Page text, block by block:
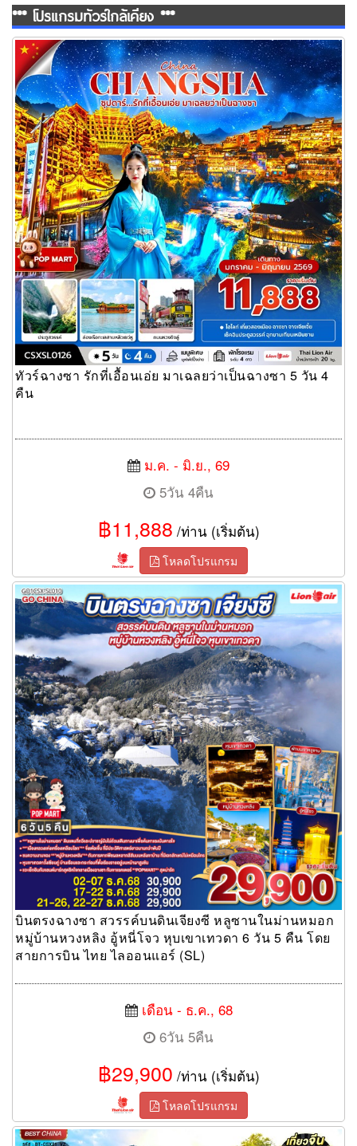
*** โปรแกรมทัวร์ใกล้เคียง ***
ทัวร์ฉางซา รักที่เอื้อนเอ่ย มาเฉลยว่าเป็นฉางซา 5 วัน 4 คืน
ทัวร์ฉางซา รักที่เอื้อนเอ่ย มาเฉลยว่าเป็นฉางซา 5 วัน 4
คืน
ม.ค. - มิ.ย., 69
5วัน 4คืน
฿11,888 /ท่าน (เริ่มต้น)
โหลดโปรแกรม
บินตรงฉางซา สวรรค์บนดินเจียงซี หลูซานในม่านหมอก หมู่บ้านหวง
หลิง อู้หนี่โจว หุบเขาเทวดา 6 วัน 5 คืน โดยสายการบิน ไทย ไลออน
แอร์ (SL)
บินตรงฉางซา สวรรค์บนดินเจียงซี หลูซานในม่านหมอก
หมู่บ้านหวงหลิง อู้หนี่โจว หุบเขาเทวดา 6 วัน 5 คืน โดย
สายการบิน ไทย ไลออนแอร์ (SL)
เดือน - ธ.ค., 68
6วัน 5คืน
฿29,900 /ท่าน (เริ่มต้น)
โหลดโปรแกรม
ทัวร์ฉางซา จางเจี่ยเจี้ย ภูเขาเจ็ดดาว ฟูหรงเจิ้น 6 วัน 5 คืน